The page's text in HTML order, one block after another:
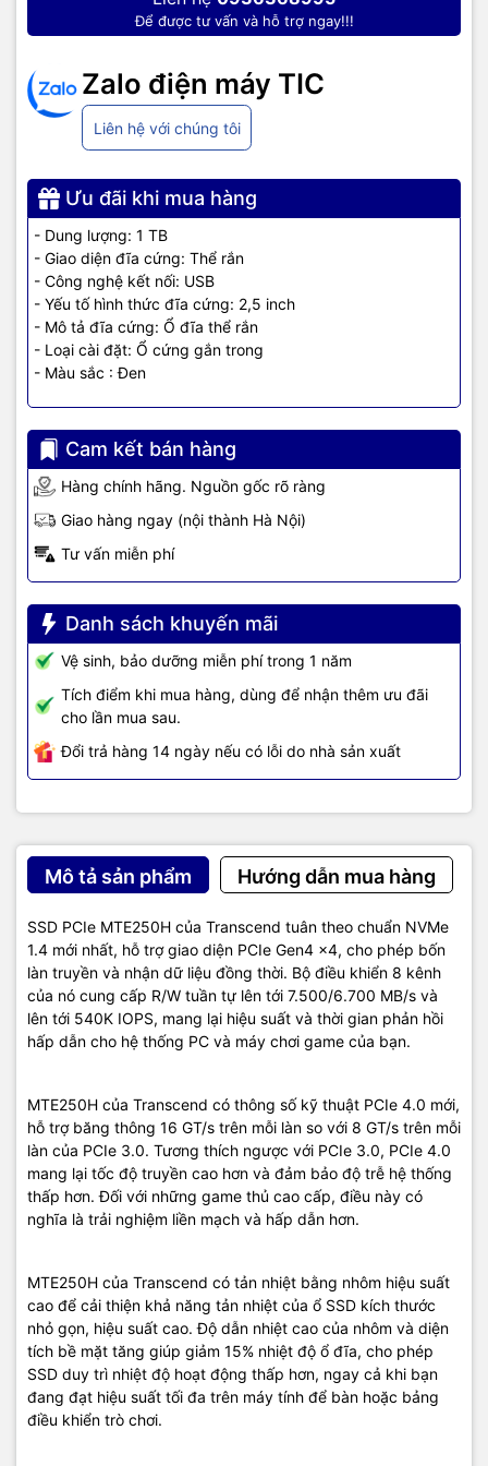
Để được tư vấn và hỗ trợ ngay!!!
Zalo điện máy TIC
Liên hệ với chúng tôi
Ưu đãi khi mua hàng
- Dung lượng: 1 TB
- Giao diện đĩa cứng: Thể rắn
- Công nghệ kết nối: USB
- Yếu tố hình thức đĩa cứng: 2,5 inch
- Mô tả đĩa cứng: Ổ đĩa thể rắn
- Loại cài đặt: Ổ cứng gắn trong
- Màu sắc : Đen
Cam kết bán hàng
Hàng chính hãng. Nguồn gốc rõ ràng
Giao hàng ngay (nội thành Hà Nội)
Tư vấn miễn phí
Danh sách khuyến mãi
Vệ sinh, bảo dưỡng miễn phí trong 1 năm
Tích điểm khi mua hàng, dùng để nhận thêm ưu đãi
cho lần mua sau.
Đổi trả hàng 14 ngày nếu có lỗi do nhà sản xuất
Mô tả sản phẩm Hướng dẫn mua hàng
SSD PCIe MTE250H của Transcend tuân theo chuẩn NVMe
1.4 mới nhất, hỗ trợ giao diện PCIe Gen4 x4, cho phép bốn
làn truyền và nhận dữ liệu đồng thời. Bộ điều khiển 8 kênh
của nó cung cấp R/W tuần tự lên tới 7.500/6.700 MB/s và
lên tới 540K IOPS, mang lại hiệu suất và thời gian phản hồi
hấp dẫn cho hệ thống PC và máy chơi game của bạn.
MTE250H của Transcend có thông số kỹ thuật PCIe 4.0 mới,
hỗ trợ băng thông 16 GT/s trên mỗi làn so với 8 GT/s trên mỗi
làn của PCIe 3.0. Tương thích ngược với PCIe 3.0, PCIe 4.0
mang lại tốc độ truyền cao hơn và đảm bảo độ trễ hệ thống
thấp hơn. Đối với những game thủ cao cấp, điều này có
nghĩa là trải nghiệm liền mạch và hấp dẫn hơn.
MTE250H của Transcend có tản nhiệt bằng nhôm hiệu suất
cao để cải thiện khả năng tản nhiệt của ổ SSD kích thước
nhỏ gọn, hiệu suất cao. Độ dẫn nhiệt cao của nhôm và diện
tích bề mặt tăng giúp giảm 15% nhiệt độ ổ đĩa, cho phép
SSD duy trì nhiệt độ hoạt động thấp hơn, ngay cả khi bạn
đang đạt hiệu suất tối đa trên máy tính để bàn hoặc bảng
điều khiển trò chơi.